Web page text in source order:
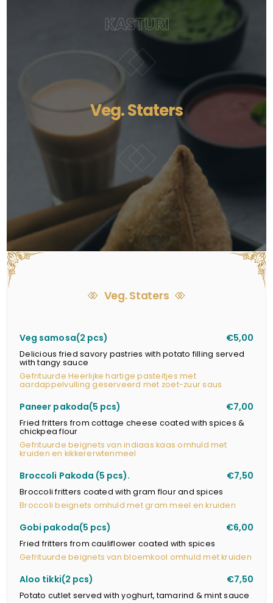
Veg. Staters
Veg samosa(2 pcs) €5,00
Delicious fried savory pastries with potato filling served
with tangy sauce
Gefrituurde Heerlijke hartige pasteitjes met
aardappelvulling geserveerd met zoet-zuur saus
Paneer pakoda(5 pcs) €7,00
Fried fritters from cottage cheese coated with spices &
chickpea flour
Gefrituurde beignets van indiaas kaas omhuld met
kruiden en kikkererwtenmeel
Broccoli Pakoda (5 pcs). €7,50
Broccoli fritters coated with gram flour and spices
Broccoli beignets omhuld met gram meel en kruiden
Gobi pakoda(5 pcs) €6,00
Fried fritters from cauliflower coated with spices
Gefrituurde beignets van bloemkool omhuld met kruiden
Aloo tikki(2 pcs) €7,50
Potato cutlet served with yoghurt, tamarind & mint sauce
KASTURI
Veg. Staters